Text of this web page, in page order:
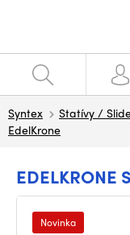
Syntex Statívy /
EdelKrone
EDELKRONE
Novinka